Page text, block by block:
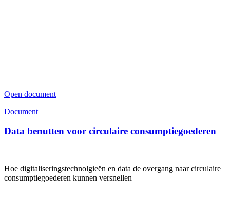
Open document
Document
Data benutten voor circulaire consumptiegoederen
Hoe digitaliseringstechnolgieën en data de overgang naar circulaire
consumptiegoederen kunnen versnellen